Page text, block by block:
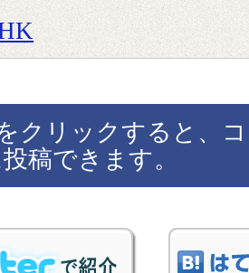
クリックすると、
稿できます。